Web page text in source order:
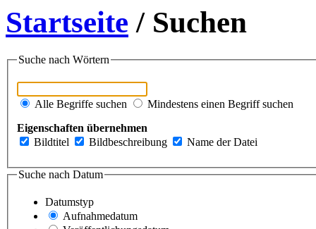
Startseite / Suchen
Suche nach Wörtern
Alle Begriffe suchen
Mindestens einen Begriff suchen
Eigenschaften übernehmen
Bildtitel
Bildbeschreibung Name der Datei
Suche nach Datum
Datumstyp
Aufnahmedatum